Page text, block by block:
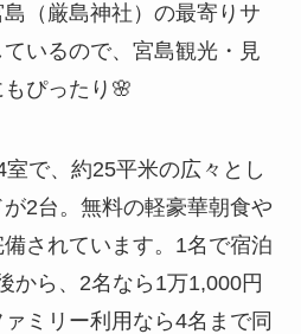
（厳島神社）の最寄りサ
いるので、宮島観光・見
ぴったり🌸
で、約25平米の広々とし
2台。無料の軽豪華朝食や
されています。1名で宿泊
から、2名なら1万1,000円
ミリー利用なら4名まで同